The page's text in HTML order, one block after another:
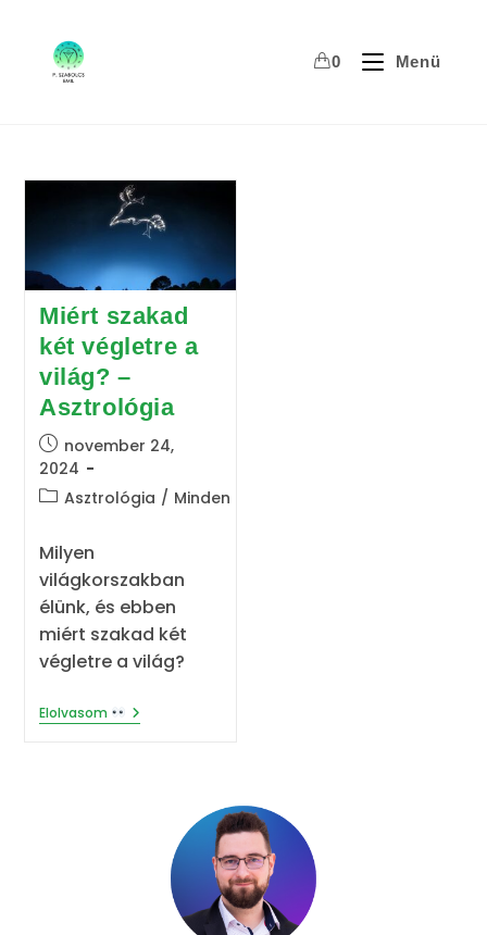
content
0 Menü
Miért szakad
két végletre a
világ? –
Asztrológia
Post
published:
november 24,
2024
PostAsztrológia / Minden
Milyen
világkorszakban
élünk, és ebben
miért szakad két
végletre a világ?
Elolvasom
Miért
Szakad
Asztrológia